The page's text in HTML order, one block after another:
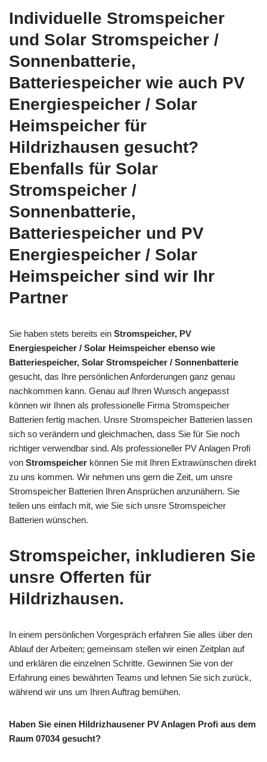
Individuelle Stromspeicher
und Solar Stromspeicher /
Sonnenbatterie,
Batteriespeicher wie auch PV
Energiespeicher / Solar
Heimspeicher für
Hildrizhausen gesucht?
Ebenfalls für Solar
Stromspeicher /
Sonnenbatterie,
Batteriespeicher und PV
Energiespeicher / Solar
Heimspeicher sind wir Ihr
Partner
Sie haben stets bereits ein Stromspeicher, PV
Energiespeicher / Solar Heimspeicher ebenso wie
Batteriespeicher, Solar Stromspeicher / Sonnenbatterie
gesucht, das Ihre persönlichen Anforderungen ganz genau
nachkommen kann. Genau auf Ihren Wunsch angepasst
können wir Ihnen als professionelle Firma Stromspeicher
Batterien fertig machen. Unsre Stromspeicher Batterien lassen
sich so verändern und gleichmachen, dass Sie für Sie noch
richtiger verwendbar sind. Als professioneller PV Anlagen Profi
von Stromspeicher können Sie mit Ihren Extrawünschen direkt
zu uns kommen. Wir nehmen uns gern die Zeit, um unsre
Stromspeicher Batterien Ihren Ansprüchen anzunähern. Sie
teilen uns einfach mit, wie Sie sich unsre Stromspeicher
Batterien wünschen.
Stromspeicher, inkludieren Sie
unsre Offerten für
Hildrizhausen.
In einem persönlichen Vorgespräch erfahren Sie alles über den
Ablauf der Arbeiten; gemeinsam stellen wir einen Zeitplan auf
und erklären die einzelnen Schritte. Gewinnen Sie von der
Erfahrung eines bewährten Teams und lehnen Sie sich zurück,
während wir uns um Ihren Auftrag bemühen.
Haben Sie einen Hildrizhausener PV Anlagen Profi aus dem
Raum 07034 gesucht?